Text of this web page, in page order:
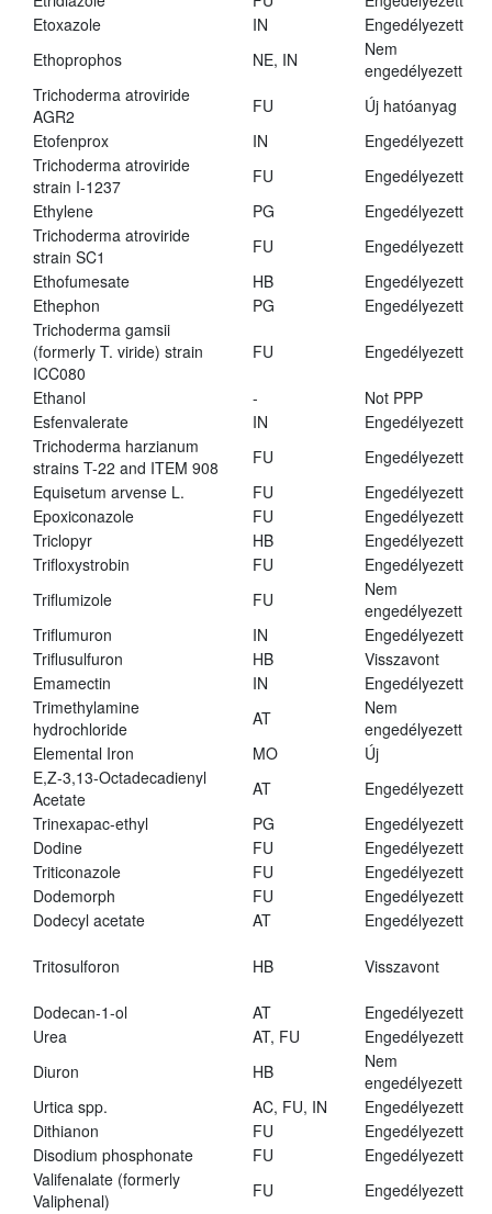
Etoxazole
IN
Engedélyezett
Ethoprophos
NE, IN
Nem
engedélyezett
Trichoderma atroviride
AGR2
FU
Új hatóanyag
Etofenprox
IN
Engedélyezett
Trichoderma atroviride
strain I-1237
FU
Engedélyezett
Ethylene
PG
Engedélyezett
Trichoderma atroviride
strain SC1
FU
Engedélyezett
Ethofumesate
HB
Engedélyezett
Ethephon
PG
Engedélyezett
Trichoderma gamsii
(formerly T. viride) strain
ICC080
FU Engedélyezett
Ethanol -
Not PPP
Esfenvalerate
IN
Engedélyezett
Trichoderma harzianum
strains T-22 and ITEM 908
FU
Engedélyezett
Equisetum arvense L.
FU
Engedélyezett
Epoxiconazole
FU
Engedélyezett
Triclopyr
HB
Engedélyezett
Trifloxystrobin
FU
Engedélyezett
Triflumizole
FU
Nem
engedélyezett
Triflumuron
IN
Engedélyezett
Triflusulfuron
HB
Visszavont
Emamectin
IN
Engedélyezett
Trimethylamine
hydrochloride
AT
Nem
engedélyezett
Elemental Iron
MO
Új
E,Z-3,13-Octadecadienyl
Acetate
AT
Engedélyezett
Trinexapac-ethyl
PG
Engedélyezett
Dodine
FU
Engedélyezett
Triticonazole
FU
Engedélyezett
Dodemorph
FU
Engedélyezett
Dodecyl acetate
AT Engedélyezett
Tritosulforon HB Visszavont
Dodecan-1-ol AT
Engedélyezett
Urea
AT, FU
Engedélyezett
Diuron
HB
Nem
engedélyezett
Urtica spp.
AC, FU, IN
Engedélyezett
Dithianon
FU
Engedélyezett
Disodium phosphonate
FU
Engedélyezett
Valifenalate (formerly
Valiphenal)
FU Engedélyezett